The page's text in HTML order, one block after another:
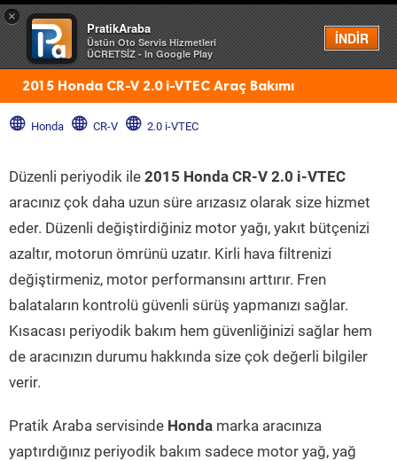
×
PratikAraba
Üstün Oto Servis Hizmetleri
ÜCRETSİZ - In Google Play
İNDİR
Menü
2015 Honda CR-V 2.0 i-VTEC Araç Bakımı
Honda CR-V 2.0 i-VTEC
Düzenli periyodik ile 2015 Honda CR-V 2.0 i-VTEC
aracınız çok daha uzun süre arızasız olarak size hizmet
eder. Düzenli değiştirdiğiniz motor yağı, yakıt bütçenizi
azaltır, motorun ömrünü uzatır. Kirli hava filtrenizi
değiştirmeniz, motor performansını arttırır. Fren
balataların kontrolü güvenli sürüş yapmanızı sağlar.
Kısacası periyodik bakım hem güvenliğinizi sağlar hem
de aracınızın durumu hakkında size çok değerli bilgiler
verir.
Pratik Araba servisinde Honda marka aracınıza
yaptırdığınız periyodik bakım sadece motor yağ, yağ